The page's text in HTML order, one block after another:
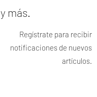
y más.
Regístrate para recibir
notificaciones de nuevos
artículos.